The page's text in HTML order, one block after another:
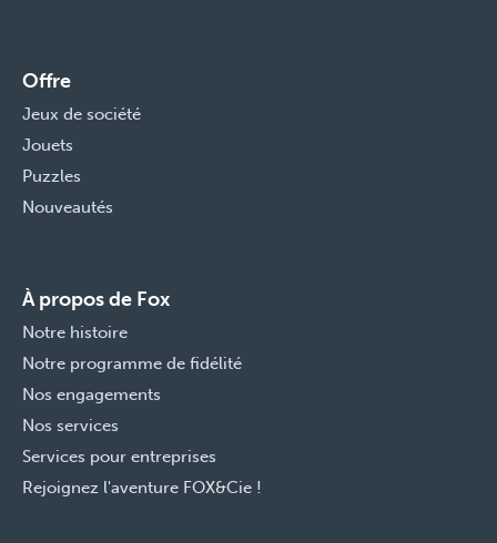
Offre
Jeux de société
Jouets
Puzzles
Nouveautés
À propos de Fox
Notre histoire
Notre programme de fidélité
Nos engagements
Nos services
Services pour entreprises
Rejoignez l'aventure FOX&Cie !